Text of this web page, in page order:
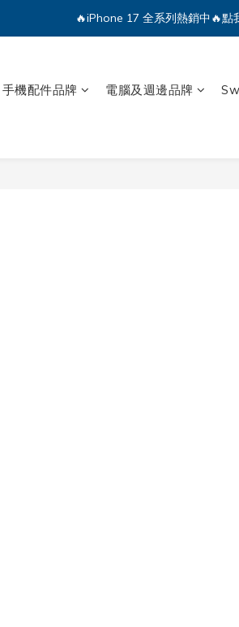
🔥iPhone 17 全系列熱銷中🔥
💕加入Q哥 Line 新好友領優
手機配件品牌 電腦及週邊品牌